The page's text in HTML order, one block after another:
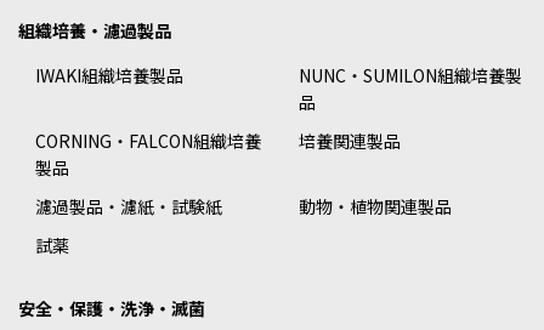
組織培養・濾過製品
IWAKI組織培養製品
NUNC・SUMILON組織培養製
品
CORNING・FALCON組織培養
製品
培養関連製品
濾過製品・濾紙・試験紙
動物・植物関連製品
試薬
安全・保護・洗浄・滅菌